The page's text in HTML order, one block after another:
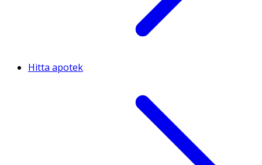
Hitta apotek